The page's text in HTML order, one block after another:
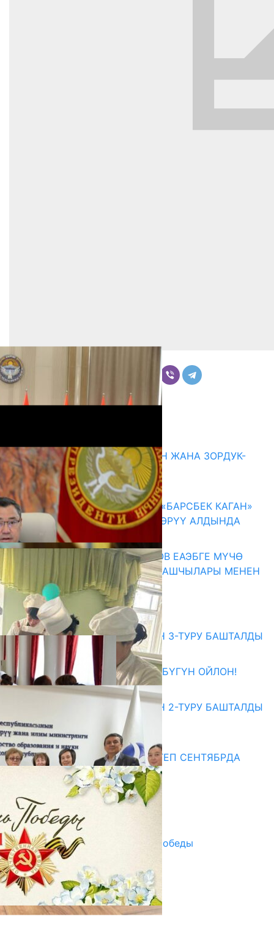
Комментарийлер
ГЕНДЕРДИК БАСМЫРЛООДОН ЖАНА ЗОРДУК-
ЗОМБУЛУКТАН КОРГОО
07.08.2026
КЫРГЫЗ ТАРЫХЫ ТАСМАДА: «БАРСБЕК КАГАН»
КӨРКӨМ ТАСМАСЫ ЖАРЫК КӨРҮҮ АЛДЫНДА
07.08.2026
ПРЕЗИДЕНТ САДЫР ЖАПАРОВ ЕАЭБГЕ МҮЧӨ
МАМЛЕКЕТТЕРДИН ӨКМӨТ БАШЧЫЛАРЫ МЕНЕН
ЖОЛУГУШТУ
07.08.2026
Абитуриент
ЖОЖДОРГО КАБЫЛ АЛУУНУН 3-ТУРУ БАШТАЛДЫ
27.07.2026
ӨЗҮҢДҮН КЕЛЕЧЕГИҢ ҮЧҮН БҮГҮН ОЙЛОН!
20.07.2026
ЖОЖДОРГО КАБЫЛ АЛУУНУН 2-ТУРУ БАШТАЛДЫ
20.07.2026
Медиа
СУЗАКТА 750 ОРУНДУУ МЕКТЕП СЕНТЯБРДА
ПАЙДАЛАНУУГА БЕРИЛЕТ
07.08.2025
Улуу Жеңиштин жандуу сөзү
29.04.2025
Награды в преддверии Дня Победы
29.04.2025